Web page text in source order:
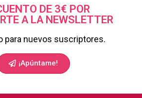
DE 3€ POR
A LA NEWSLETTER
para nuevos suscriptores.
¡Apúntame!